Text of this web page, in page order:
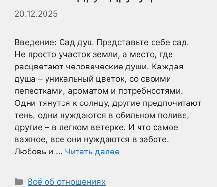
20.12.2025
Введение: Сад душ Представьте себе сад.
Не просто участок земли, а место, где
расцветают человеческие души. Каждая
душа – уникальный цветок, со своими
лепестками, ароматом и потребностями.
Одни тянутся к солнцу, другие предпочитают
тень, одни нуждаются в обильном поливе,
другие – в легком ветерке. И что самое
важное, все они нуждаются в заботе.
Любовь и … Читать далее
Рубрики
Всё об отношениях